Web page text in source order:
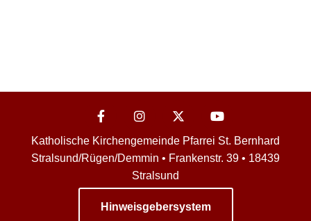
Katholische Kirchengemeinde Pfarrei St. Bernhard
Stralsund/Rügen/Demmin • Frankenstr. 39 • 18439
Stralsund
Hinweisgebersystem